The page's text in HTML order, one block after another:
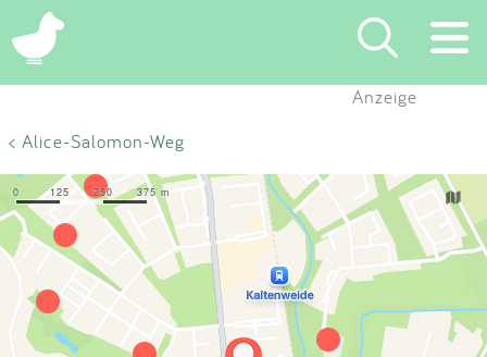
×
Eintragen
App
Blog
Anzeige
< Alice-Salomon-Weg